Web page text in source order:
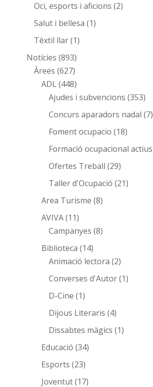
Oci, esports i aficions (2)
Salut i bellesa (1)
Tèxtil llar(1)
Notícies (893)
Àrees (627)
ADL(448)
Ajudes i subvencions (353)
Concurs aparadors nadal (7)
Foment ocupacio (18)
Formació ocupacional actius
Ofertes Treball (29)
Taller d'Ocupació (21)
Area Turisme (8)
AVIVA(11)
Campanyes (8)
Biblioteca (14)
Animació lectora (2)
Converses d'Autor(1)
D-Cine (1)
Dijous Literaris (4)
Dissabtes màgics (1)
Educació (34)
Esports (23)
Joventut(17)